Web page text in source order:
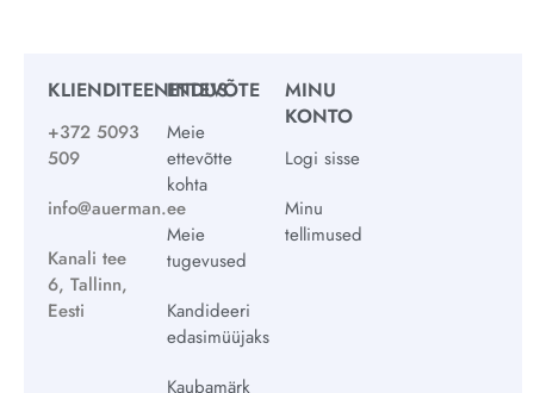
KLIENDITEENINDUS
+372 5093
509
info@auerman.ee
Kanali tee
6, Tallinn,
Eesti
ETTEVÕTE
Meie
ettevõtte
kohta
Meie
tugevused
Kandideeri
edasimüüjaks
Kaubamärk
MINU
KONTO
Logi sisse
Minu
tellimused